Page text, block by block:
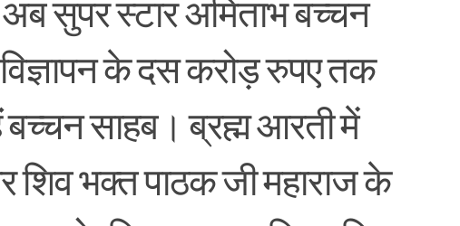
सुपर स्टार अमिताभ बच्चन
के दस करोड़ रुपए तक
साहब। ब्रह्म आरती में
शिव भक्त पाठक जी महाराज के